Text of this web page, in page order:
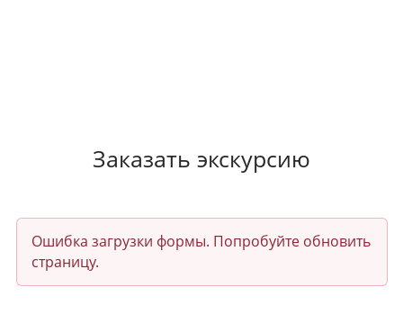
Заказать экскурсию
Ошибка загрузки формы. Попробуйте обновить
страницу.